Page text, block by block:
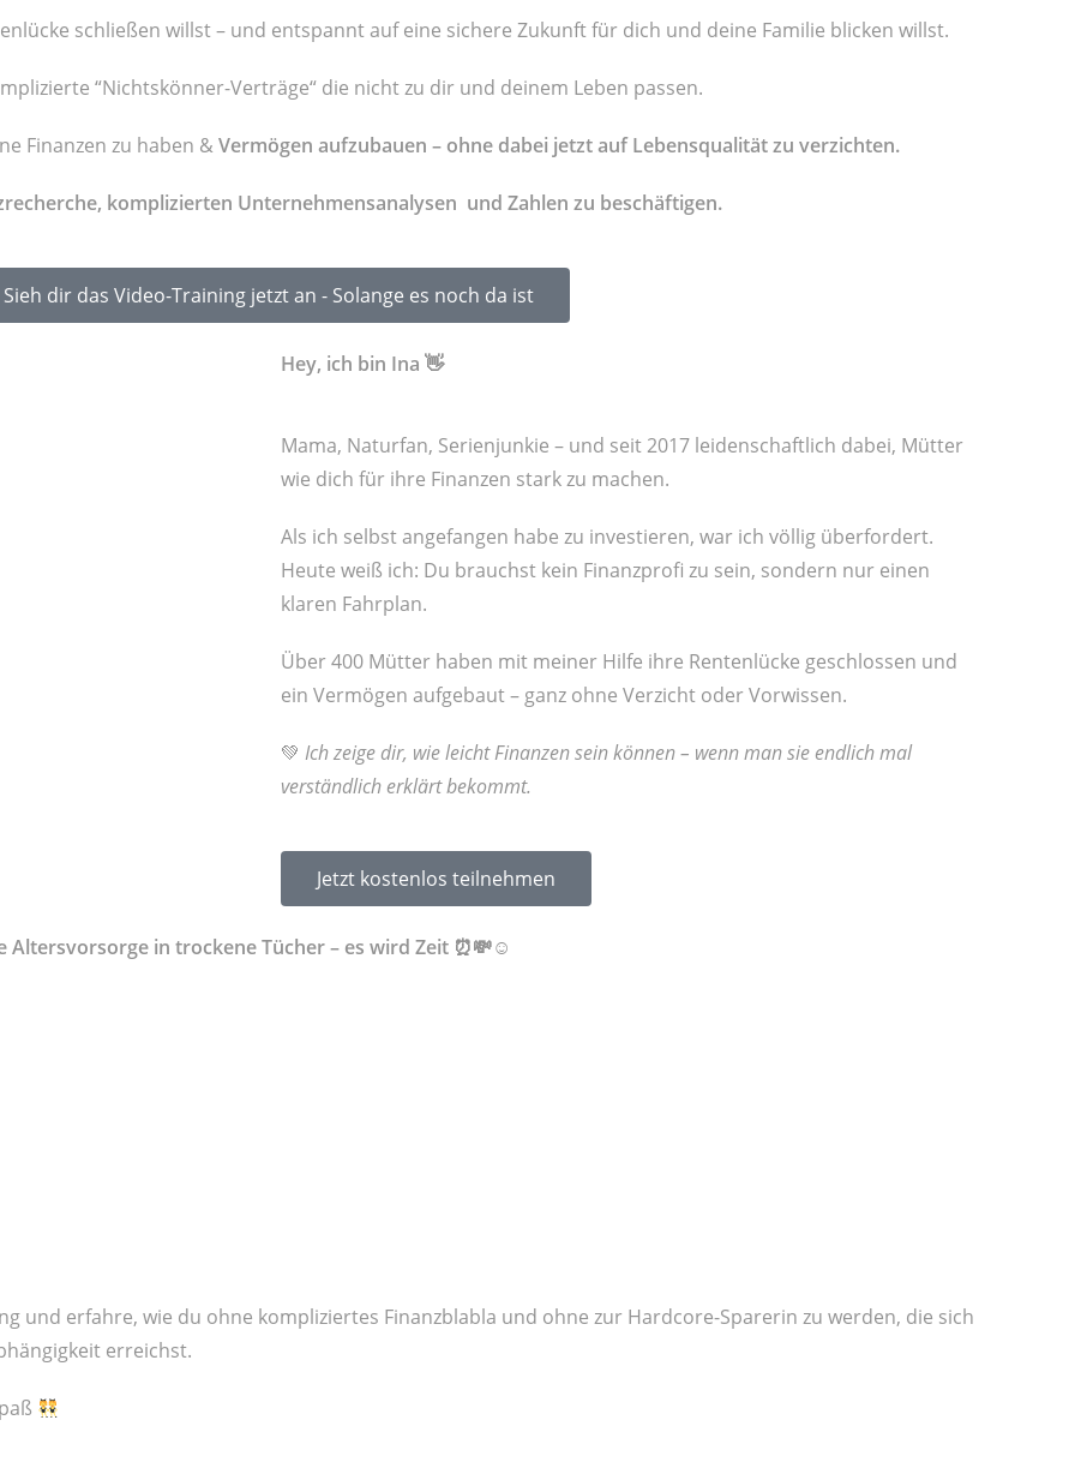
schließen willst – und entspannt auf eine sichere Zukunft für dich und deine Familie blicken willst.
“Nichtskönner-Verträge“ die nicht zu dir und deinem Leben passen.
Finanzen zu haben &Vermögen aufzubauen – ohne dabei jetzt auf Lebensqualität zu verzichten.
komplizierten Unternehmensanalysen und Zahlen zu beschäftigen.
Sieh dir das Video-Training jetzt an - Solange es noch da ist
Hey, ich bin Ina 👋
Mama, Naturfan, Serienjunkie – und seit 2017 leidenschaftlich dabei, Mütter
wie dich für ihre Finanzen stark zu machen.
Als ich selbst angefangen habe zu investieren, war ich völlig überfordert.
Heute weiß ich: Du brauchst kein Finanzprofi zu sein, sondern nur einen
klaren Fahrplan.
Über 400 Mütter haben mit meiner Hilfe ihre Rentenlücke geschlossen und
ein Vermögen aufgebaut – ganz ohne Verzicht oder Vorwissen.
💚 Ich zeige dir, wie leicht Finanzen sein können – wenn man sie endlich mal
verständlich erklärt bekommt.
Jetzt kostenlos teilnehmen
in trockene Tücher – es wird Zeit ⏰💸☺️
und erfahre, wie du ohne kompliziertes Finanzblabla und ohne zur Hardcore-Sparerin zu werden, die sich
erreichst.